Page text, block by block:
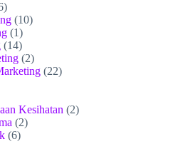
(10)
(1)
(14)
(2)
(22)
Kesihatan (2)
(2)
(6)